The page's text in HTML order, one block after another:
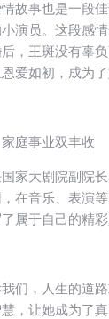
故事也是一段
演员。这段感
，王斑没有辜
爱如初，成为
庭事业双丰收
家大剧院副院
在音乐、表演
属于自己的精彩
们，人生的道
，让她成为了